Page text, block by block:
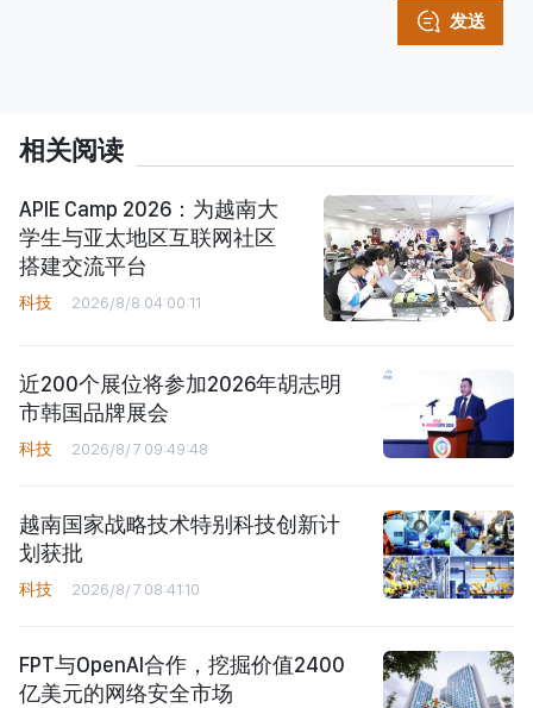
发送
相关阅读
APIE Camp 2026：为越南大
学生与亚太地区互联网社区
搭建交流平台
科技 2026/8/8 04:00:11
近200个展位将参加2026年胡志明
市韩国品牌展会
科技 2026/8/7 09:49:48
越南国家战略技术特别科技创新计
划获批
科技 2026/8/7 08:41:10
FPT与OpenAI合作，挖掘价值2400
亿美元的网络安全市场